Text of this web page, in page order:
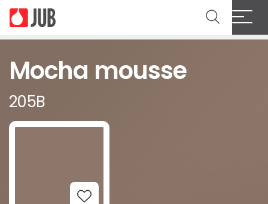
Mocha mousse
205B